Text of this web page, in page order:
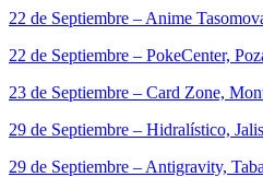
22 de Septiembre – Anime
22 de Septiembre – PokeCenter,
23 de Septiembre – Card Zone,
29 de Septiembre – Hidralístico,
29 de Septiembre – Antigravity,